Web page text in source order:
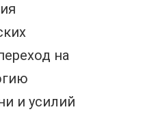
на
и усилий